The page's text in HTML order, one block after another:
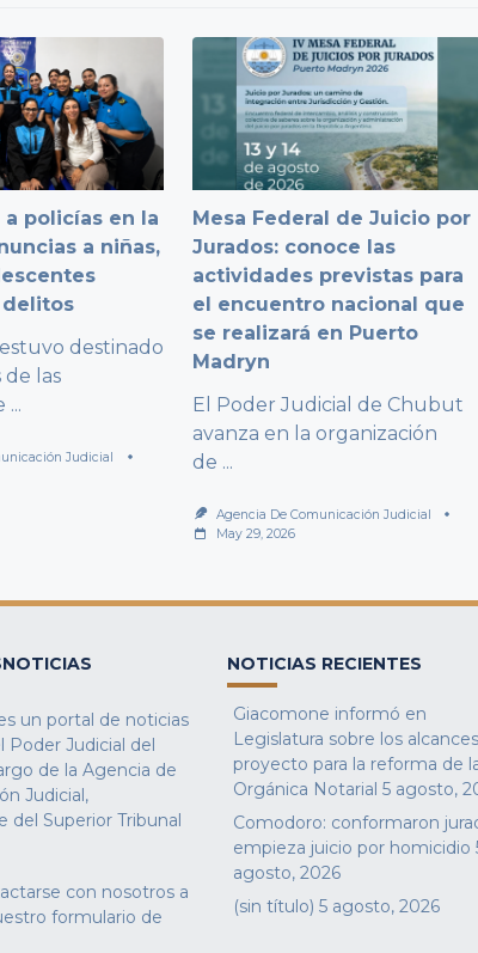
policías en la
a niñas,
destinado
las
...
Judicial
Mesa Federal de Juicio por
Jurados: conoce las
actividades previstas para
el encuentro nacional que
se realizará en Puerto
Madryn
El Poder Judicial de Chubut
avanza en la organización
de ...
Agencia De Comunicación Judicial
May 29, 2026
un portal de noticias
Poder Judicial del
de la Agencia de
Judicial,
del Superior Tribunal
con nosotros a
formulario de
NOTICIAS RECIENTES
Giacomone informó en
Legislatura sobre los
proyecto para la reforma de
Orgánica Notarial 5 agosto,
Comodoro: conformaron
empieza juicio por homicidio
agosto, 2026
(sin título) 5 agosto, 2026